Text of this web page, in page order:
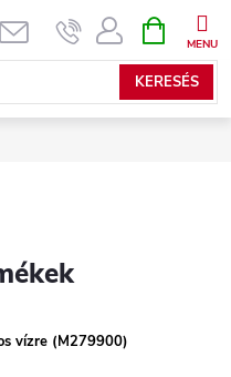
KERESÉS
KOSÁR
vízre (M279900)